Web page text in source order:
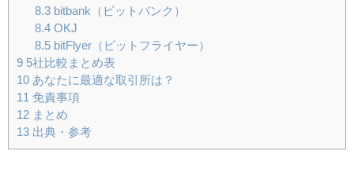
8.3bitbank（ビットバンク）
8.4OKJ
8.5bitFlyer（ビットフライヤー）
9 5社比較まとめ表
10 あなたに最適な取引所は？
11 免責事項
12 まとめ
13 出典・参考